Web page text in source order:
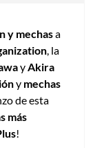
y mechasa
, la
yAkira
y mechas
de esta
más
!